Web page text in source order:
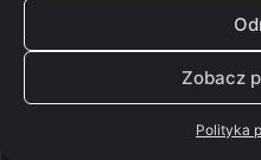
Zobacz
Polityka
7 – „Smok w zimie”
05/08/2026
3,